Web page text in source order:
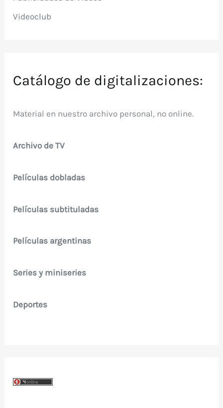
Videoclub
Catálogo de digitalizaciones:
Material en nuestro archivo personal, no online.
Archivo de TV
Películas dobladas
Películas subtituladas
Películas argentinas
Series y miniseries
Deportes